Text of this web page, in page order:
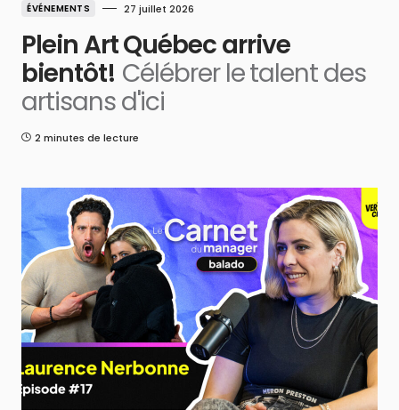
ÉVÉNEMENTS 27 juillet 2026
Plein Art Québec arrive
bientôt! Célébrer le talent des
artisans d'ici
2 minutes de lecture